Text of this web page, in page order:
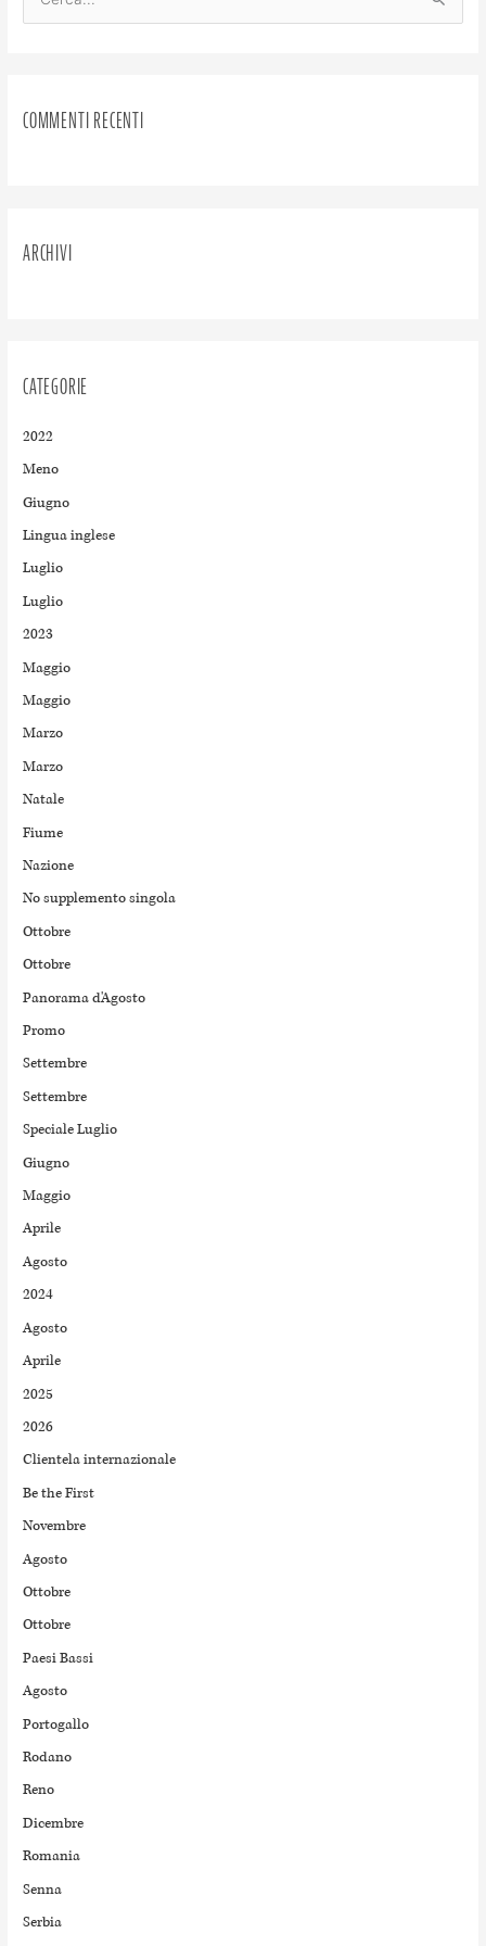
a
COMMENTI RECENTI
ARCHIVI
CATEGORIE
2022
Meno
Giugno
Lingua inglese
Luglio
Luglio
2023
Maggio
Maggio
Marzo
Marzo
Natale
Fiume
Nazione
No supplemento singola
Ottobre
Ottobre
Panorama d'Agosto
Promo
Settembre
Settembre
Speciale Luglio
Giugno
Maggio
Aprile
Agosto
2024
Agosto
Aprile
2025
2026
Clientela internazionale
Be the First
Novembre
Agosto
Ottobre
Ottobre
Paesi Bassi
Agosto
Portogallo
Rodano
Reno
Dicembre
Romania
Senna
Serbia